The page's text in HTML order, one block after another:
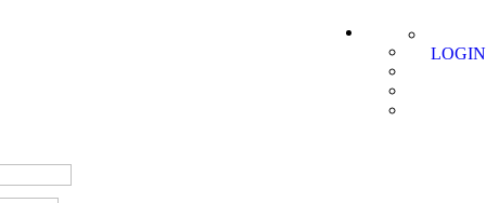
LOGIN